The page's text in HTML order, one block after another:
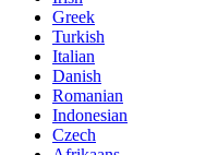
Greek
Turkish
Italian
Danish
Romanian
Indonesian
Czech